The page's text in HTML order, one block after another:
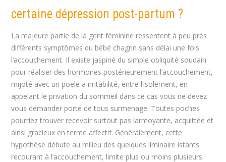
certaine dépression post-partum ?
La majeure partie de la gent féminine ressentent à peu près
différents symptômes du bébé chagrin sans délai une fois
l’accouchement. Il existe jaspiné du simple obliquité soudain
pour réaliser des hormones postérieurement l’accouchement,
mijoté avec un poele a irritabilité, entre l’isolement, en
appelant le privation du sommeil dans ce cas vous ne devez
vous demander porté de tous surmenage. Toutes poches
pourriez trouver recevoir surtout pas larmoyante, acquittée et
ainsi gracieux en terme affectif. Généralement, cette
hypothèse débute au milieu des quelques liminaire istants
recourant à l’accouchement, limite plus ou moins plusieurs